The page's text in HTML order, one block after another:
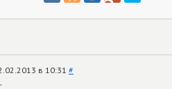
в 10:31 #